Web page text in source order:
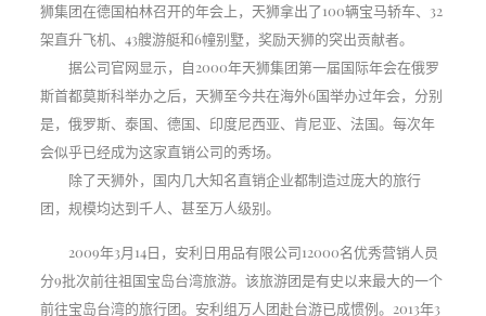
狮集团在德国柏林召开的年会上，天狮拿出了100辆宝马轿车、32
架直升飞机、43艘游艇和6幢别墅，奖励天狮的突出贡献者。
据公司官网显示，自2000年天狮集团第一届国际年会在俄罗
斯首都莫斯科举办之后，天狮至今共在海外6国举办过年会，分别
是，俄罗斯、泰国、德国、印度尼西亚、肯尼亚、法国。每次年
会似乎已经成为这家直销公司的秀场。
除了天狮外，国内几大知名直销企业都制造过庞大的旅行
团，规模均达到千人、甚至万人级别。
2009年3月14日，安利日用品有限公司12000名优秀营销人员
分9批次前往祖国宝岛台湾旅游。该旅游团是有史以来最大的一个
前往宝岛台湾的旅行团。安利组万人团赴台游已成惯例。2013年3